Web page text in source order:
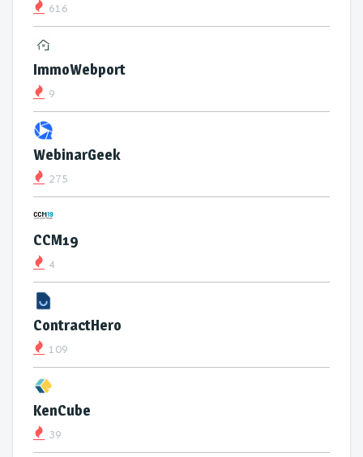
616
ImmoWebport
9
WebinarGeek
275
CCM19
4
ContractHero
109
KenCube
39